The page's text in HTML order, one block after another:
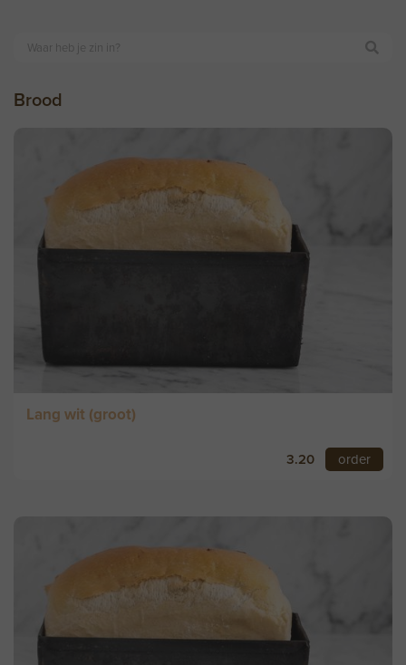
Brood
Lang wit (groot)
3.20 order